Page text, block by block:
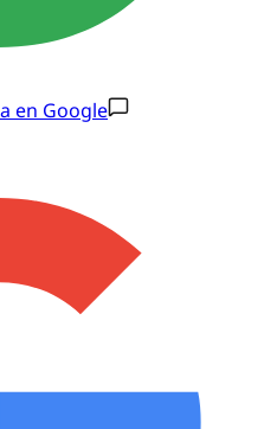
en Google